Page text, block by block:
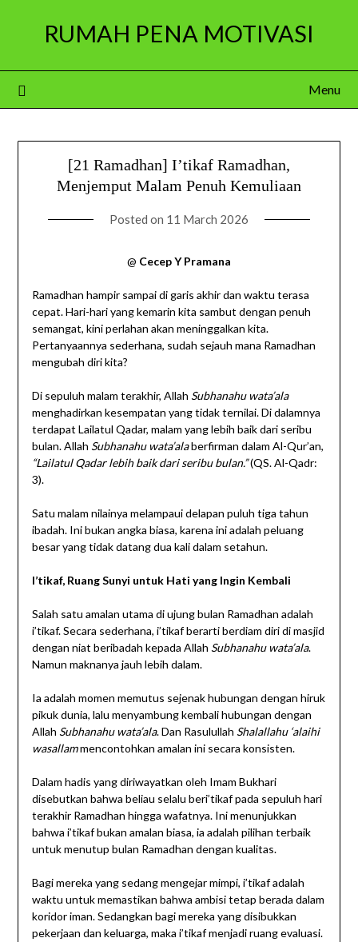
RUMAH PENA MOTIVASI
Menu
[21 Ramadhan] I’tikaf Ramadhan,
Menjemput Malam Penuh Kemuliaan
Posted on 11 March 2026
@ Cecep Y Pramana
Ramadhan hampir sampai di garis akhir dan waktu terasa
cepat. Hari-hari yang kemarin kita sambut dengan penuh
semangat, kini perlahan akan meninggalkan kita.
Pertanyaannya sederhana, sudah sejauh mana Ramadhan
mengubah diri kita?
Di sepuluh malam terakhir, Allah Subhanahu wata’ala
menghadirkan kesempatan yang tidak ternilai. Di dalamnya
terdapat Lailatul Qadar, malam yang lebih baik dari seribu
bulan. Allah Subhanahu wata’alaberfirman dalam Al-Qur’an,
“Lailatul Qadar lebih baik dari seribu bulan.”(QS. Al-Qadr:
3).
Satu malam nilainya melampaui delapan puluh tiga tahun
ibadah. Ini bukan angka biasa, karena ini adalah peluang
besar yang tidak datang dua kali dalam setahun.
I’tikaf, Ruang Sunyi untuk Hati yang Ingin Kembali
Salah satu amalan utama di ujung bulan Ramadhan adalah
i’tikaf. Secara sederhana, i’tikaf berarti berdiam diri di masjid
dengan niat beribadah kepada Allah Subhanahu wata’ala.
Namun maknanya jauh lebih dalam.
Ia adalah momen memutus sejenak hubungan dengan hiruk
pikuk dunia, lalu menyambung kembali hubungan dengan
Allah Subhanahu wata’ala. Dan Rasulullah Shalallahu ‘alaihi
wasallammencontohkan amalan ini secara konsisten.
Dalam hadis yang diriwayatkan oleh Imam Bukhari
disebutkan bahwa beliau selalu beri’tikaf pada sepuluh hari
terakhir Ramadhan hingga wafatnya. Ini menunjukkan
bahwa i’tikaf bukan amalan biasa, ia adalah pilihan terbaik
untuk menutup bulan Ramadhan dengan kualitas.
Bagi mereka yang sedang mengejar mimpi, i’tikaf adalah
waktu untuk memastikan bahwa ambisi tetap berada dalam
koridor iman. Sedangkan bagi mereka yang disibukkan
pekerjaan dan keluarga, maka i’tikaf menjadi ruang evaluasi.